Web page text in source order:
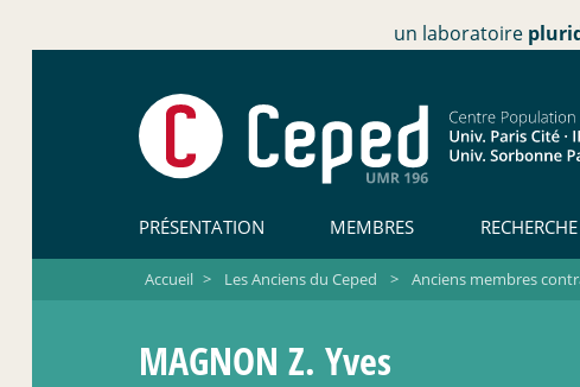
un laboratoire
PRÉSENTATION MEMBRES RECHERCHE
Accueil > Les Anciens du Ceped > Anciens membres
MAGNON Z. Yves